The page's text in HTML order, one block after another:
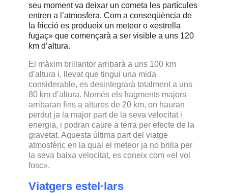
seu moment va deixar un cometa les partícules
entren a l’atmosfera. Com a conseqüència de
la fricció es produeix un meteor o «estrella
fugaç» que començarà a ser visible a uns 120
km d’altura.
El màxim brillantor arribarà a uns 100 km
d’altura i, llevat que tingui una mida
considerable, es desintegrarà totalment a uns
80 km d’altura. Només els fragments majors
arribaran fins a altures de 20 km, on hauran
perdut ja la major part de la seva velocitat i
energia, i podran caure a terra per efecte de la
gravetat. Aquesta última part del viatge
atmosfèric en la qual el meteor ja no brilla per
la seva baixa velocitat, es coneix com «el vol
fosc».
Viatgers estel·lars